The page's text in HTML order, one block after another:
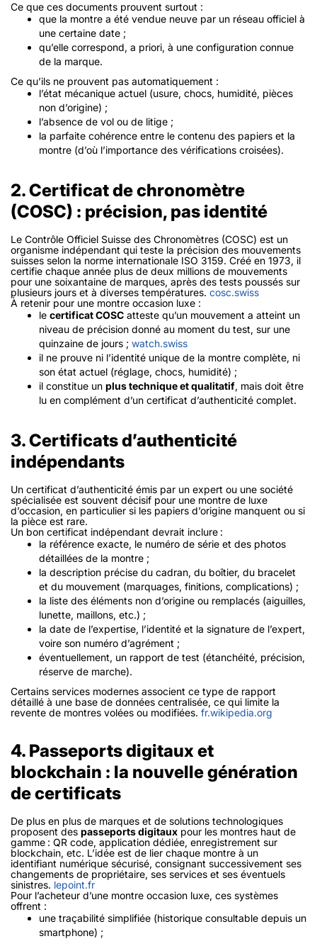
Ce que ces documents prouvent surtout :
que la montre a été vendue neuve par un réseau officiel à
une certaine date ;
qu’elle correspond, a priori, à une configuration connue
de la marque.
Ce qu’ils ne prouvent pas automatiquement :
l’état mécanique actuel (usure, chocs, humidité, pièces
non d’origine) ;
l’absence de vol ou de litige ;
la parfaite cohérence entre le contenu des papiers et la
montre (d’où l’importance des vérifications croisées).
2. Certificat de chronomètre
(COSC) : précision, pas identité
Le Contrôle Officiel Suisse des Chronomètres (COSC) est un
organisme indépendant qui teste la précision des mouvements
suisses selon la norme internationale ISO 3159. Créé en 1973, il
certifie chaque année plus de deux millions de mouvements
pour une soixantaine de marques, après des tests poussés sur
plusieurs jours et à diverses températures. cosc.swiss
À retenir pour une montre occasion luxe :
le certificat COSC atteste qu’un mouvement a atteint un
niveau de précision donné au moment du test, sur une
quinzaine de jours ; watch.swiss
il ne prouve ni l’identité unique de la montre complète, ni
son état actuel (réglage, chocs, humidité) ;
il constitue un plus technique et qualitatif, mais doit être
lu en complément d’un certificat d’authenticité complet.
3. Certificats d’authenticité
indépendants
Un certificat d’authenticité émis par un expert ou une société
spécialisée est souvent décisif pour une montre de luxe
d’occasion, en particulier si les papiers d’origine manquent ou si
la pièce est rare.
Un bon certificat indépendant devrait inclure :
la référence exacte, le numéro de série et des photos
détaillées de la montre ;
la description précise du cadran, du boîtier, du bracelet
et du mouvement (marquages, finitions, complications) ;
la liste des éléments non d’origine ou remplacés (aiguilles,
lunette, maillons, etc.) ;
la date de l’expertise, l’identité et la signature de l’expert,
voire son numéro d’agrément ;
éventuellement, un rapport de test (étanchéité, précision,
réserve de marche).
Certains services modernes associent ce type de rapport
détaillé à une base de données centralisée, ce qui limite la
revente de montres volées ou modifiées. fr.wikipedia.org
4. Passeports digitaux et
blockchain : la nouvelle génération
de certificats
De plus en plus de marques et de solutions technologiques
proposent des passeports digitaux pour les montres haut de
gamme : QR code, application dédiée, enregistrement sur
blockchain, etc. L’idée est de lier chaque montre à un
identifiant numérique sécurisé, consignant successivement ses
changements de propriétaire, ses services et ses éventuels
sinistres. lepoint.fr
Pour l’acheteur d’une montre occasion luxe, ces systèmes
offrent :
une traçabilité simplifiée (historique consultable depuis un
smartphone) ;